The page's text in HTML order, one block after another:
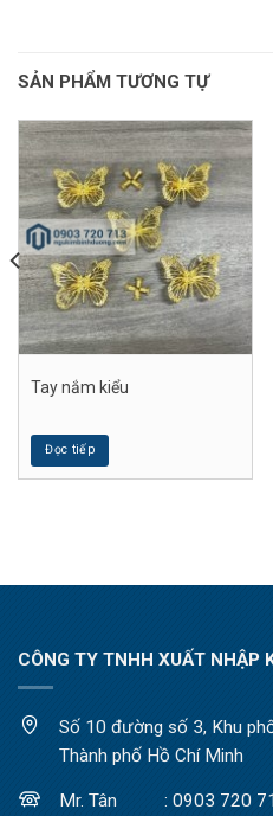
SẢN PHẨM TƯƠNG TỰ
Tay nắm kiểu
Đọc tiếp
CÔNG TY TNHH XUẤT NHẬP
Số 10 đường số 3, Khu
Thành phố Hồ Chí Minh
Mr. Tân : 0903 720